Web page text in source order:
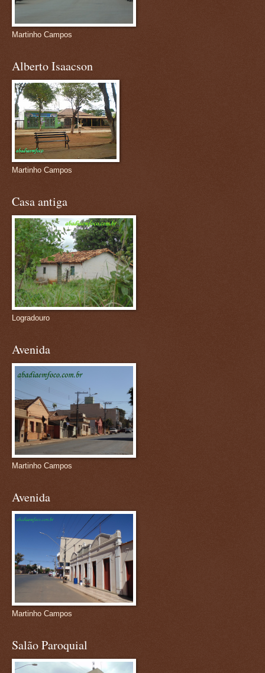
Martinho Campos
Alberto Isaacson
Martinho Campos
Casa antiga
Logradouro
Avenida
Martinho Campos
Avenida
Martinho Campos
Salão Paroquial